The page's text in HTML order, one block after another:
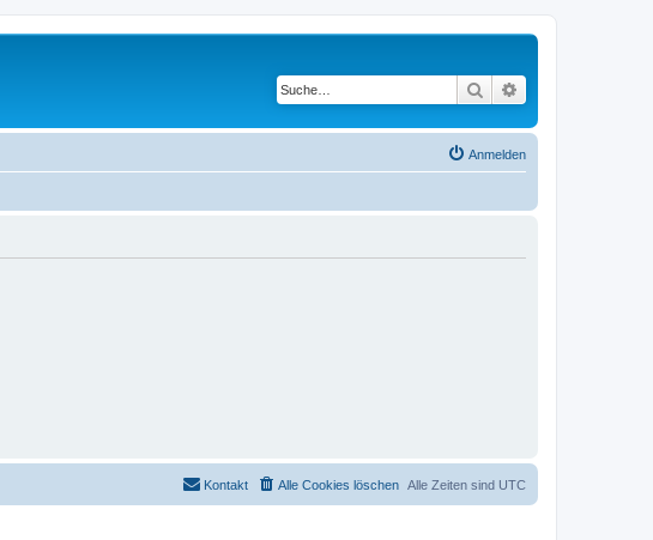
Suche
Anmelden
Alle Zeiten sind UTC
Alle Cookies löschen
Kontakt